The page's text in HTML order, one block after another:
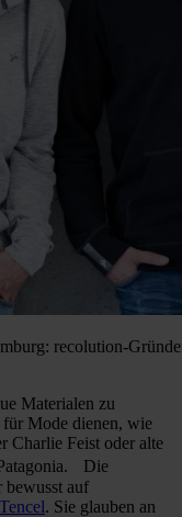
recolution-
Materialen zu
Mode dienen, wie
Charlie Feist oder alte
Die
bewusst auf
Tencel. Sie glauben an